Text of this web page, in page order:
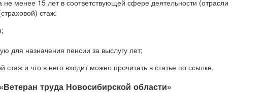
не менее 15 лет в соответствующей сфере деятельности (отрасли
стаж:
для назначения пенсии за выслугу лет;
стаж и что в него входит можно прочитать в статье по ссылке.
труда Новосибирской области»